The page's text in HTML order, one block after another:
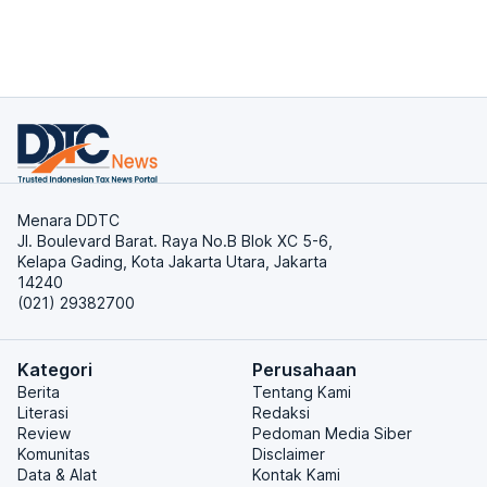
Menara DDTC
Jl. Boulevard Barat. Raya No.B Blok XC 5-6,
Kelapa Gading, Kota Jakarta Utara, Jakarta
14240
(021) 29382700
Kategori
Berita
Literasi
Review
Komunitas
Data & Alat
Perusahaan
Tentang Kami
Redaksi
Pedoman Media Siber
Disclaimer
Kontak Kami